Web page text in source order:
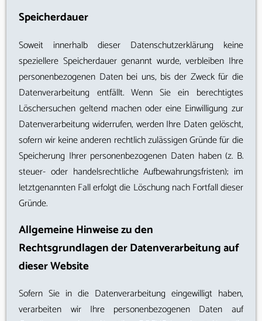
Speicherdauer
Soweit innerhalb dieser Datenschutzerklärung keine
speziellere Speicherdauer genannt wurde, verbleiben Ihre
personenbezogenen Daten bei uns, bis der Zweck für die
Datenverarbeitung entfällt. Wenn Sie ein berechtigtes
Löschersuchen geltend machen oder eine Einwilligung zur
Datenverarbeitung widerrufen, werden Ihre Daten gelöscht,
sofern wir keine anderen rechtlich zulässigen Gründe für die
Speicherung Ihrer personenbezogenen Daten haben (z. B.
steuer- oder handelsrechtliche Aufbewahrungsfristen); im
letztgenannten Fall erfolgt die Löschung nach Fortfall dieser
Gründe.
Allgemeine Hinweise zu den
Rechtsgrundlagen der Datenverarbeitung auf
dieser Website
Sofern Sie in die Datenverarbeitung eingewilligt haben,
verarbeiten wir Ihre personenbezogenen Daten auf